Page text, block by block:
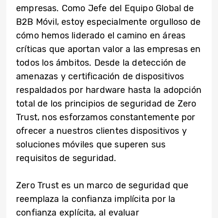
empresas. Como Jefe del Equipo Global de
B2B Móvil, estoy especialmente orgulloso de
cómo hemos liderado el camino en áreas
críticas que aportan valor a las empresas en
todos los ámbitos. Desde la detección de
amenazas y certificación de dispositivos
respaldados por hardware hasta la adopción
total de los principios de seguridad de Zero
Trust, nos esforzamos constantemente por
ofrecer a nuestros clientes dispositivos y
soluciones móviles que superen sus
requisitos de seguridad.
Zero Trust es un marco de seguridad que
reemplaza la confianza implícita por la
confianza explícita, al evaluar